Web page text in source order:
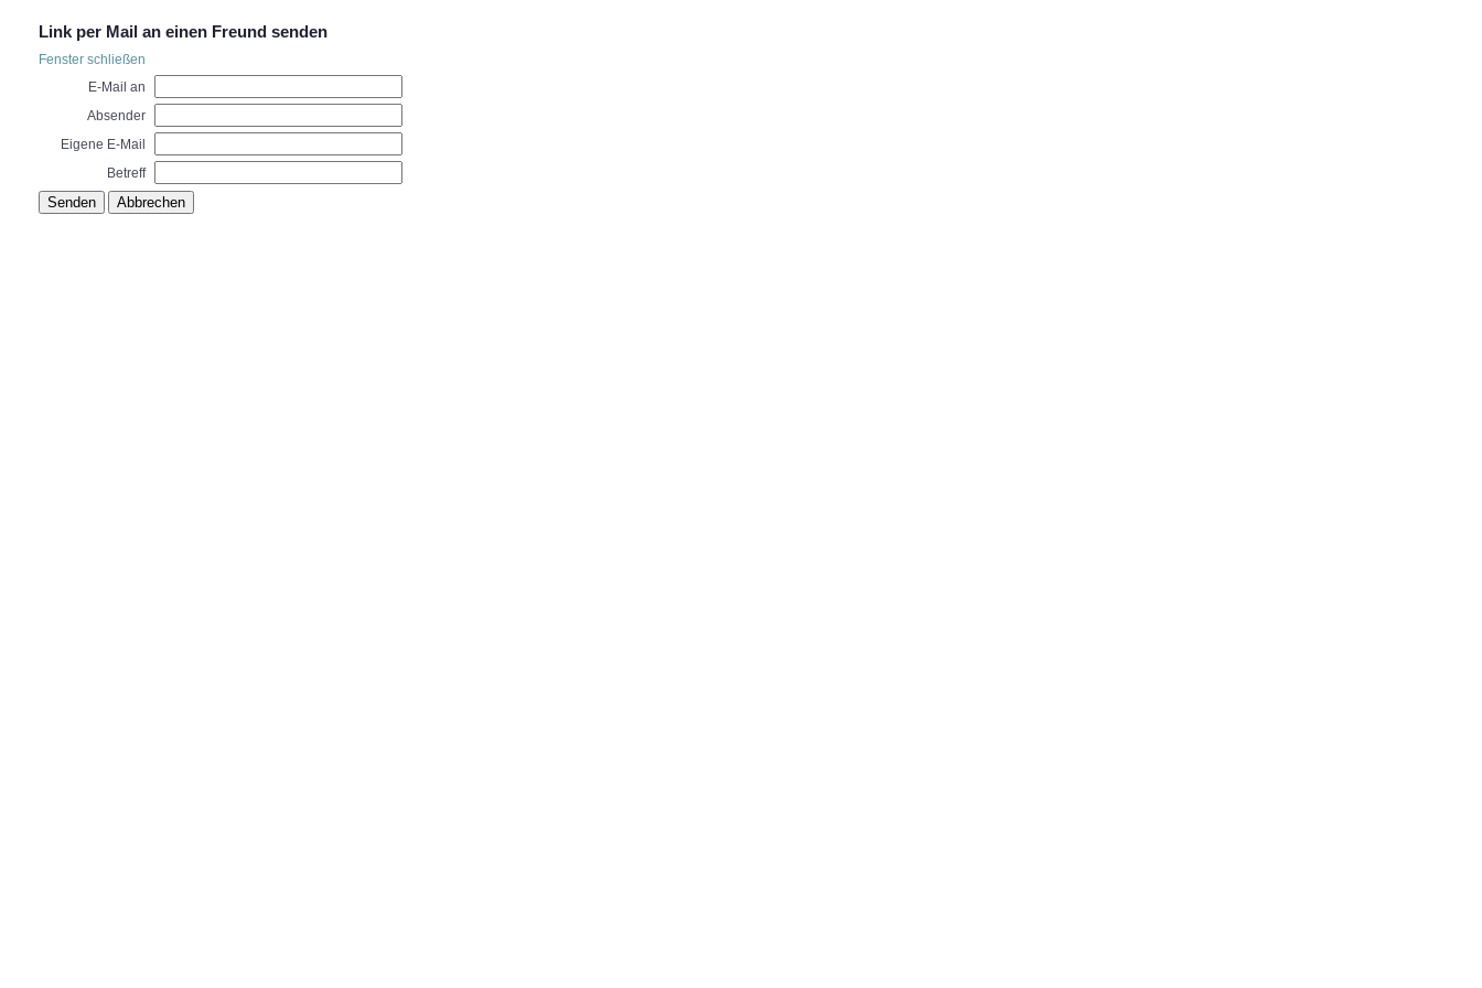
Link per Mail an einen Freund senden
Fenster schließen
E-Mail an
Absender
Eigene E-Mail
Betreff
Senden Abbrechen